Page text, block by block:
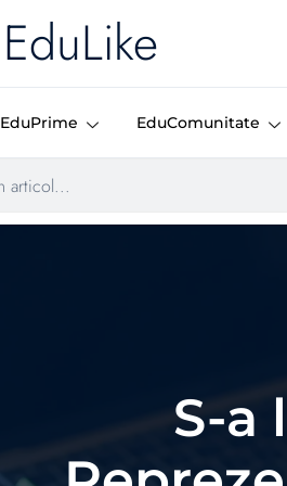
EduLike
EduPrime EduComunitate
S-a